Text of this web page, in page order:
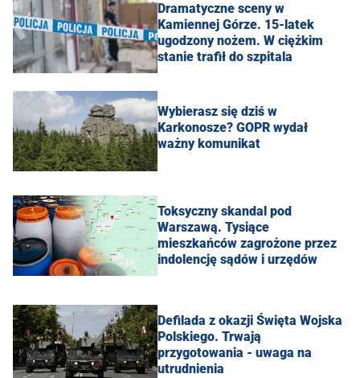
Dramatyczne sceny w
Kamiennej Górze. 15-latek
ugodzony nożem. W ciężkim
stanie trafił do szpitala
Wybierasz się dziś w
Karkonosze? GOPR wydał
ważny komunikat
Toksyczny skandal pod
Warszawą. Tysiące
mieszkańców zagrożone przez
indolencję sądów i urzędów
Defilada z okazji Święta Wojska
Polskiego. Trwają
przygotowania - uwaga na
utrudnienia